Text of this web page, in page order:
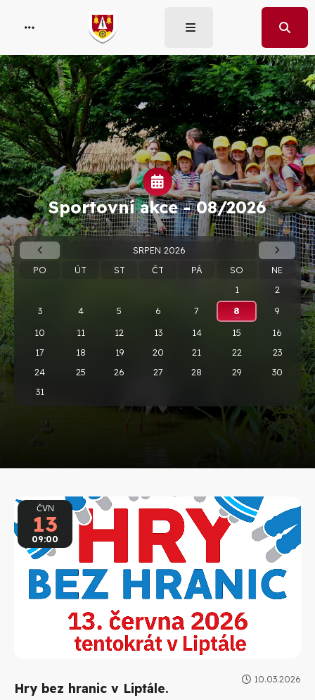
Sportovní akce -08/2026
SRPEN 2026
PO
ÚT ST ČT PÁ SO
NE
1
2
3
4 5 6 7 8
9
10
11 12 13 14 15
16
17
18 19 20 21 22
23
24
25 26 27 28 29
30
31
ČVN
13
09:00
10.03.2026
Hry bez hranic v Liptále.